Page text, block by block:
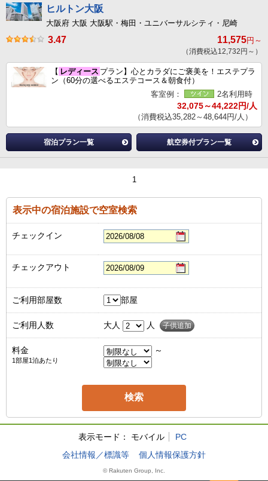
ヒルトン大阪
大阪府 大阪 大阪駅・梅田・ユニバーサルシティ・尼崎
3.47 11,575円～
（消費税込12,732円～）
【 レディース プラン】心とカラダにご褒美を！エステプラ
ン（60分の選べるエステコース＆朝食付）
客室例：
2名利用時
32,075～44,222円/人
（消費税込35,282～48,644円/人）
宿泊プラン一覧 航空券付プラン一覧
1
表示中の宿泊施設で空室検索
チェックイン
チェックアウト
ご利用部屋数 部屋
ご利用人数 大人 人 子供追加
料金
1部屋1泊あたり
～
表示モード： モバイル
PC
会社情報／標識等
個人情報保護方針
© Rakuten Group, Inc.